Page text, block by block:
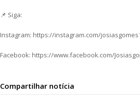
📌 Siga:
Instagram: https://instagram.com/
Facebook: https://www.facebook.com/
Compartilhar notícia